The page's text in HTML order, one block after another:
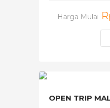
Harga Mulai
OPEN TRIP